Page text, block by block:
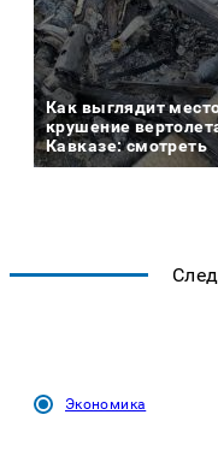
Как выглядит
крушение
Кавказе: смотреть
Экономика